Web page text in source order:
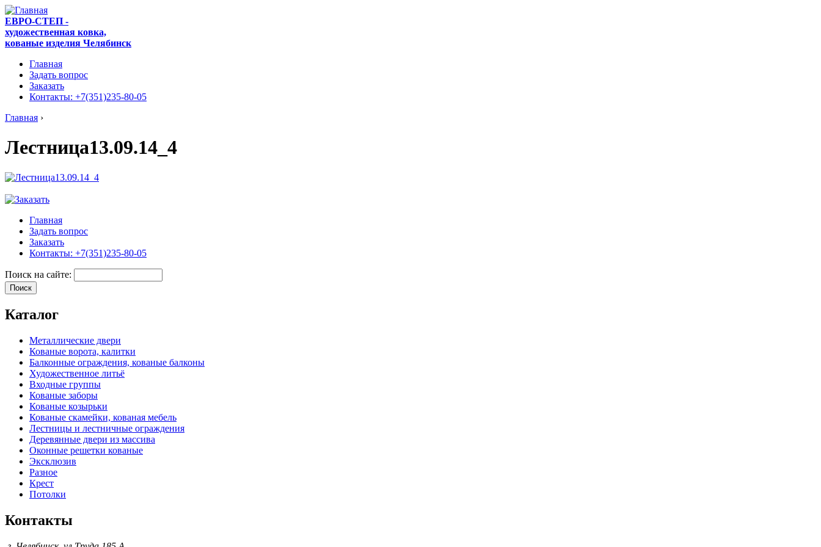
ЕВРО-СТЕП -
художественная ковка,
кованые изделия Челябинск
Главная
Задать вопрос
Заказать
Контакты: +7(351)235-80-05
Главная ›
Лестница13.09.14_4
Главная
Задать вопрос
Заказать
Контакты: +7(351)235-80-05
Поиск на сайте:
Каталог
Металлические двери
Кованые ворота, калитки
Балконные ограждения, кованые балконы
Художественное литьё
Входные группы
Кованые заборы
Кованые козырьки
Кованые скамейки, кованая мебель
Лестницы и лестничные ограждения
Деревянные двери из массива
Оконные решетки кованые
Эксклюзив
Разное
Крест
Потолки
Контакты